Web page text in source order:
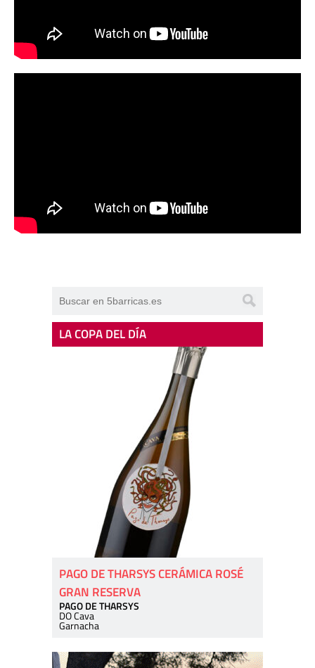
LA COPA DEL DÍA
PAGO DE THARSYS CERÁMICA ROSÉ
GRAN RESERVA
PAGO DE THARSYS
DO Cava
Garnacha